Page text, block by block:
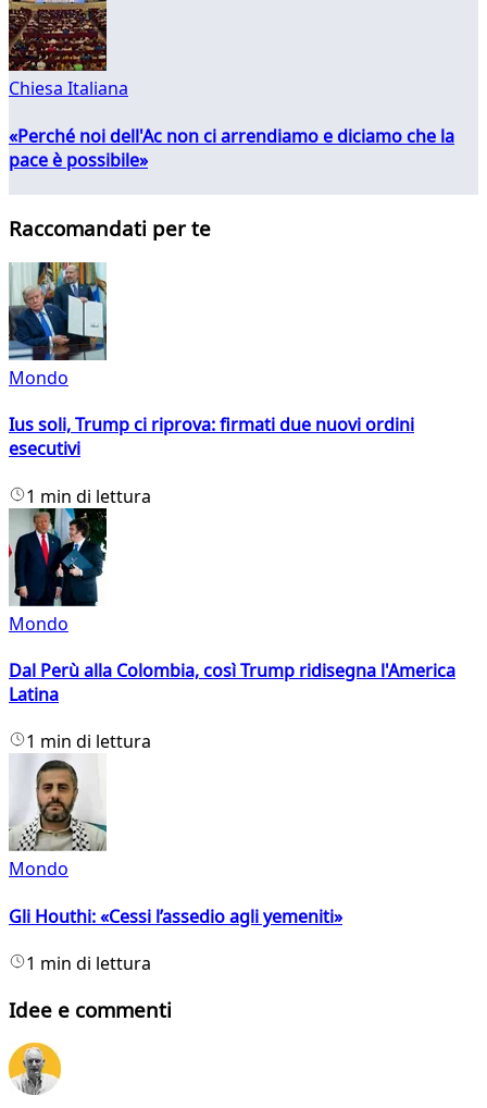
Chiesa Italiana
«Perché noi dell'Ac non ci arrendiamo e diciamo che la
pace è possibile»
Raccomandati per te
Mondo
Ius soli, Trump ci riprova: firmati due nuovi ordini
esecutivi
1 min di lettura
Mondo
Dal Perù alla Colombia, così Trump ridisegna l'America
Latina
1 min di lettura
Mondo
Gli Houthi: «Cessi l’assedio agli yemeniti»
1 min di lettura
Idee e commenti